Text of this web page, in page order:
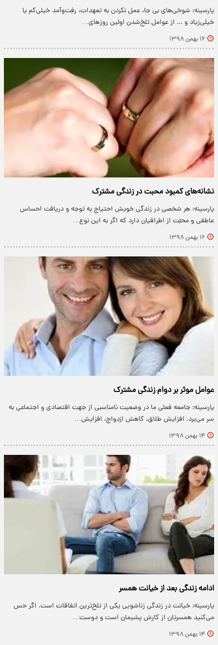
پارسینه: شوخی‌های بی جا، عمل نکردن به تعهدات، رفت‌و‌آمد خیلی‌کم یا
خیلی‌زیاد و ... از عوامل تلخ‌شدن اولین روز‌های…
۱۶ بهمن ۱۳۹۸
نشانه‌های کمبود محبت در زندگی مشترک
پارسینه: هر شخصی در زندگی خویش احتیاج به توجه و دریافت احساس
عاطفی و محبّت از اطرافیان دارد که اگر به این نوع…
۱۶ بهمن ۱۳۹۸
عوامل موثر بر دوام زندگی مشترک
پارسینه: جامعه فعلی ما در وضعیت نامناسبی از جهت اقتصادی و اجتماعی به
سر می‌برد. افزایش طلاق، کاهش ازدواج، افزایش…
۱۴ بهمن ۱۳۹۸
ادامه زندگی بعد از خیانت همسر
پارسینه: خیانت در زندگی زناشویی یکی از تلخ‌ترین اتفاقات است. اگر حس
می‌کنید همسرتان از کارش پشیمان است و دوست…
۱۴ بهمن ۱۳۹۸